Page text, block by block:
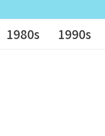
1980s 1990s